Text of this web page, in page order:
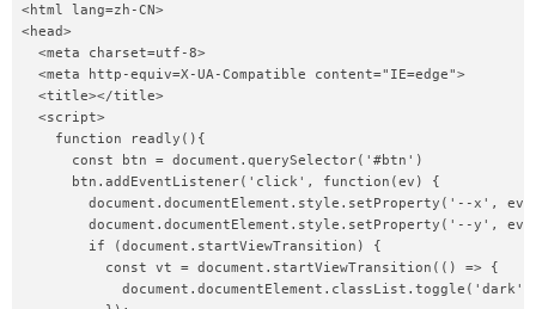
<html lang=zh-CN>
<head>
  <meta charset=utf-8>
  <meta http-equiv=X-UA-Compatible content="IE=edge">
  <title></title>
  <script>
    function readly(){
      const btn = document.querySelector('#btn')
      btn.addEventListener('click', function(ev) {
document.documentElement.style.setProperty('--x',
document.documentElement.style.setProperty('--y',
        if (document.startViewTransition) {
          const vt = document.startViewTransition(() => {